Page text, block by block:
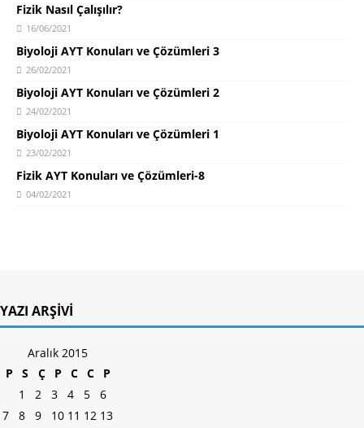
Fizik Nasıl Çalışılır?
16/06/2021
Biyoloji AYT Konuları ve Çözümleri 3
26/02/2021
Biyoloji AYT Konuları ve Çözümleri 2
24/02/2021
Biyoloji AYT Konuları ve Çözümleri 1
23/02/2021
Fizik AYT Konuları ve Çözümleri-8
04/02/2021
YAZI ARŞIVI
Aralık 2015
P
S Ç P C C
P
1
2 3 4 5
6
7
8 9 10 11 12 13